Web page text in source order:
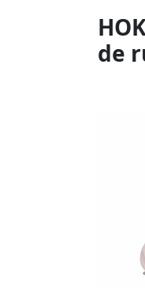
de